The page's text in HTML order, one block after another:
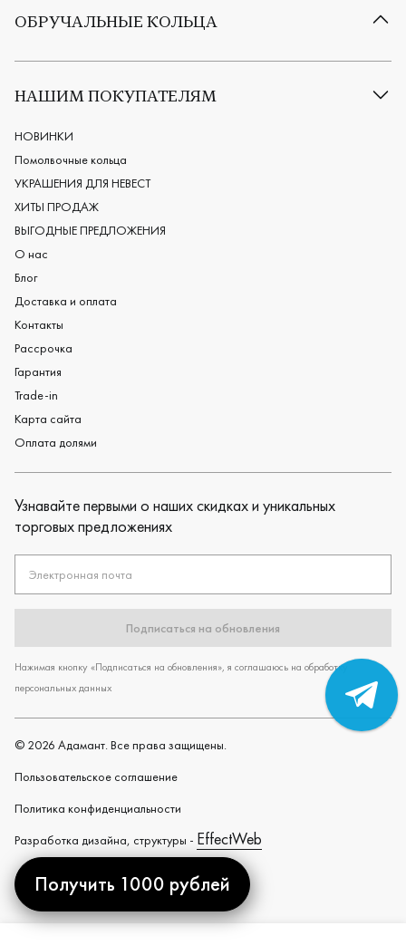
ОБРУЧАЛЬНЫЕ КОЛЬЦА
Все обручальные кольца
Европейские обручальные кольца
Мужские обручальные кольца
Женские обручальные кольца
Обручальные кольца из платины
Дизайнерские обручальные кольца
Черные обручальные кольца
НАШИМ ПОКУПАТЕЛЯМ
НОВИНКИ
Помолвочные кольца
УКРАШЕНИЯ ДЛЯ НЕВЕСТ
ХИТЫ ПРОДАЖ
ВЫГОДНЫЕ ПРЕДЛОЖЕНИЯ
О нас
Блог
Доставка и оплата
Контакты
Рассрочка
Гарантия
Trade-in
Карта сайта
Оплата долями
Узнавайте первыми о наших скидках и уникальных
торговых предложениях
Электронная почта
Подписаться на обновления
Нажимая кнопку «Подписаться на обновления», я соглашаюсь на обработку
персональных данных
© 2026 Адамант. Все права защищены.
Пользовательское cоглашение
Политика конфиденциальности
Разработка дизайна, структуры - EffectWeb
Created by
Получить 1000 рублей